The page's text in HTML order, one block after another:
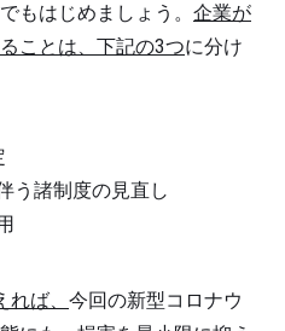
もはじめましょう。 企業が
ことは、下記の3つに分け
う諸制度の見直し
ば、 今回の新型コロナウ